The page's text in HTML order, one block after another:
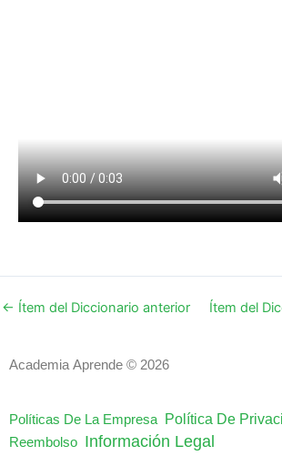
← Ítem del Diccionario anterior Ítem del
Academia Aprende © 2026
Políticas De La Empresa Política De
Reembolso Información Legal